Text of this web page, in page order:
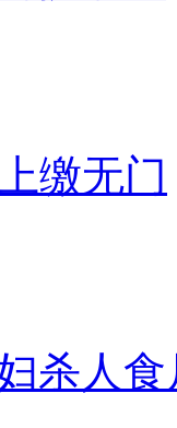
缴无门
杀人食